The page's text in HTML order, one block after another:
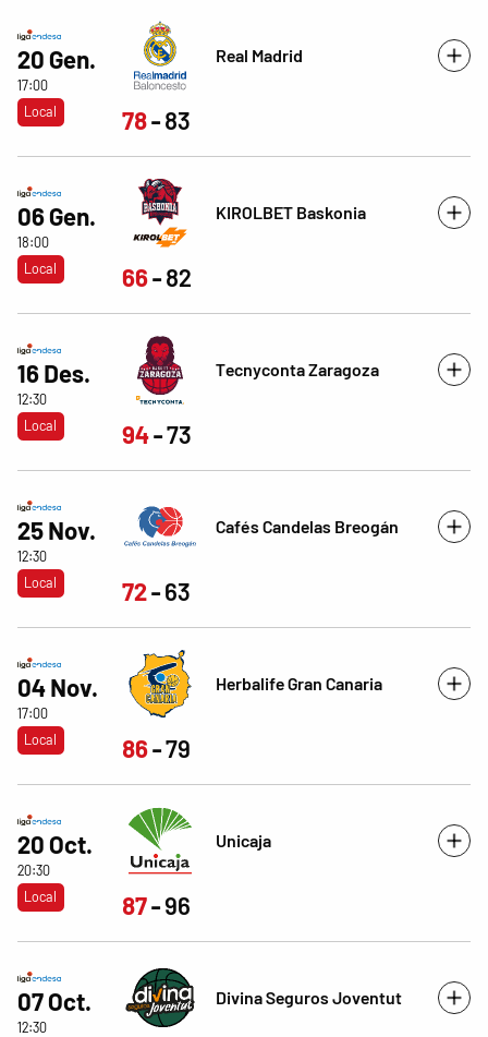
20 Gen.
17:00
Local
Real Madrid
78 83
06 Gen.
18:00
Local
KIROLBET Baskonia
66 82
16 Des.
12:30
Local
Tecnyconta Zaragoza
94 73
25 Nov.
12:30
Local
Cafés Candelas Breogán
72 63
04 Nov.
17:00
Local
Herbalife Gran Canaria
86 79
20 Oct.
20:30
Local
Unicaja
87 96
07 Oct.
12:30
Divina Seguros Joventut